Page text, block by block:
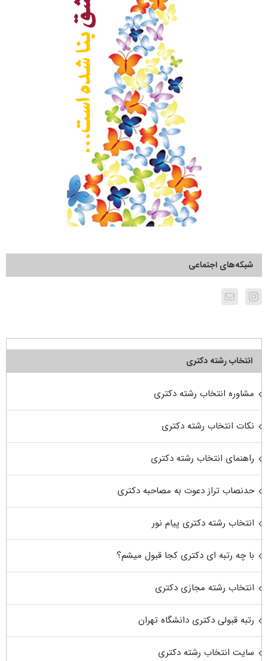
شبکه‌های اجتماعی
انتخاب رشته دکتری
مشاوره انتخاب رشته دکتری
نکات انتخاب رشته دکتری
راهنمای انتخاب رشته دکتری
حدنصاب تراز دعوت به مصاحبه دکتری
انتخاب رشته دکتری پیام نور
با چه رتبه ای دکتری کجا قبول میشم؟
انتخاب رشته مجازی دکتری
رتبه قبولی دکتری دانشگاه تهران
سایت انتخاب رشته دکتری